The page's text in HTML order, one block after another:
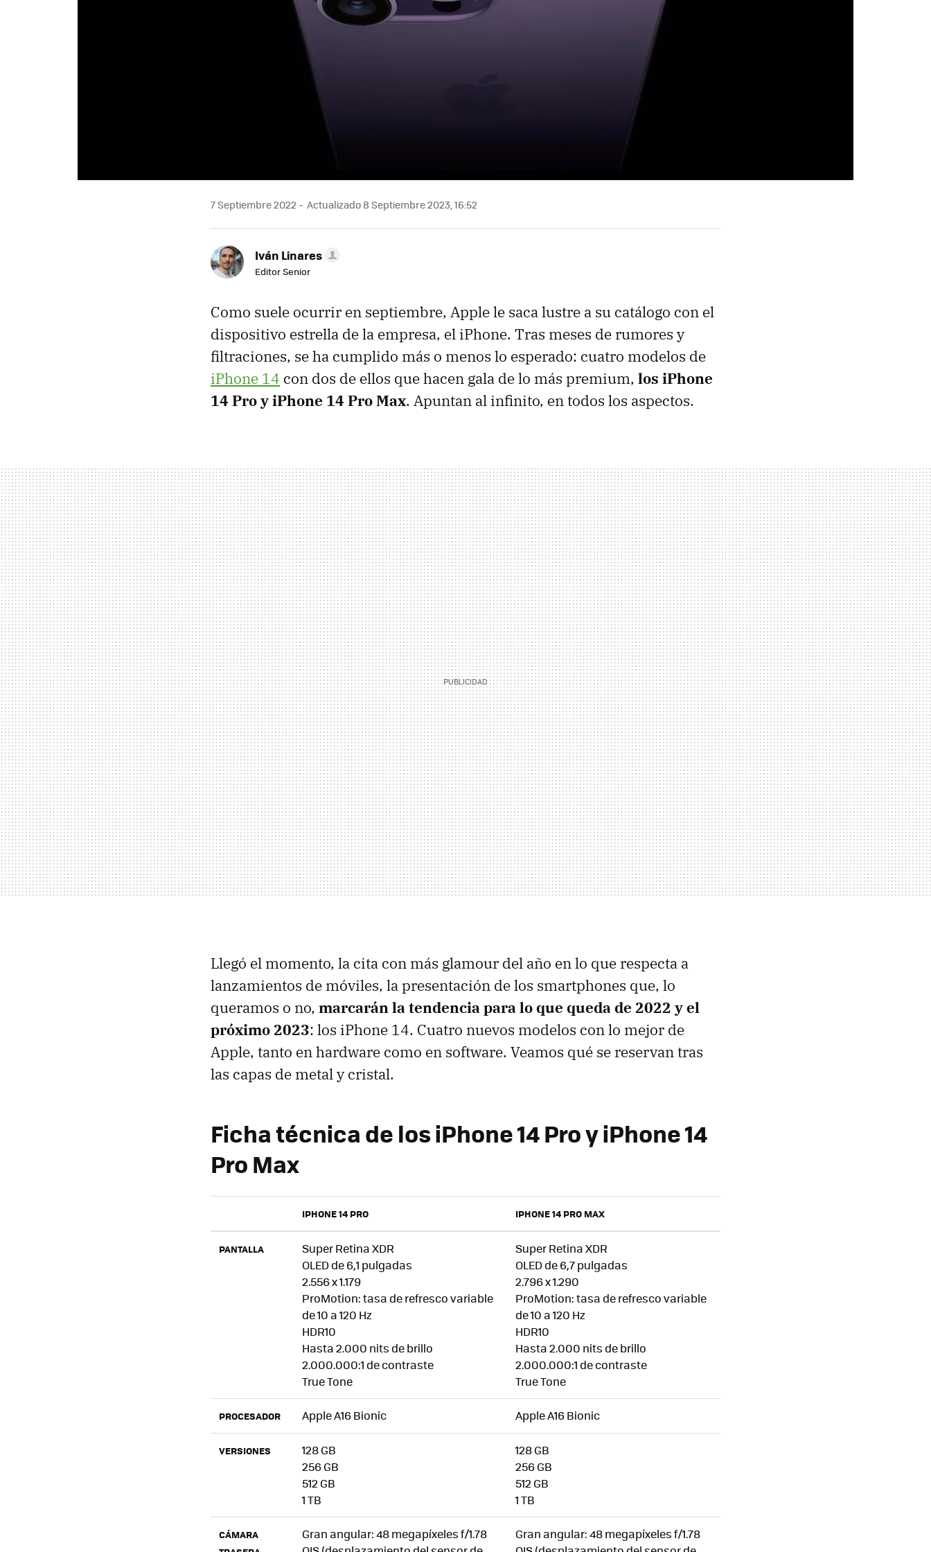
7 Septiembre 2022 Actualizado 8 Septiembre 2023, 16:52
Iván Linares
Editor Senior
Como suele ocurrir en septiembre, Apple le saca lustre a su catálogo con el
dispositivo estrella de la empresa, el iPhone. Tras meses de rumores y
filtraciones, se ha cumplido más o menos lo esperado: cuatro modelos de
iPhone 14 con dos de ellos que hacen gala de lo más premium, los iPhone
14 Pro y iPhone 14 Pro Max. Apuntan al infinito, en todos los aspectos.
Llegó el momento, la cita con más glamour del año en lo que respecta a
lanzamientos de móviles, la presentación de los smartphones que, lo
queramos o no, marcarán la tendencia para lo que queda de 2022 y el
próximo 2023: los iPhone 14. Cuatro nuevos modelos con lo mejor de
Apple, tanto en hardware como en software. Veamos qué se reservan tras
las capas de metal y cristal.
Ficha técnica de los iPhone 14 Pro y iPhone 14
Pro Max
IPHONE 14 PRO IPHONE 14 PRO MAX
PANTALLA
Super Retina XDR
OLED de 6,1 pulgadas
2.556 x 1.179
ProMotion: tasa de refresco variable
de 10 a 120 Hz
HDR10
Hasta 2.000 nits de brillo
2.000.000:1 de contraste
True Tone
Super Retina XDR
OLED de 6,7 pulgadas
2.796 x 1.290
ProMotion: tasa de refresco variable
de 10 a 120 Hz
HDR10
Hasta 2.000 nits de brillo
2.000.000:1 de contraste
True Tone
PROCESADOR Apple A16 Bionic Apple A16 Bionic
VERSIONES
128 GB
256 GB
512 GB
1 TB
128 GB
256 GB
512 GB
1 TB
CÁMARA
Gran angular: 48 megapíxeles f/1.78
Gran angular: 48 megapíxeles f/1.78